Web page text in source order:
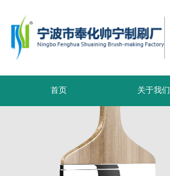
首页 关于我们